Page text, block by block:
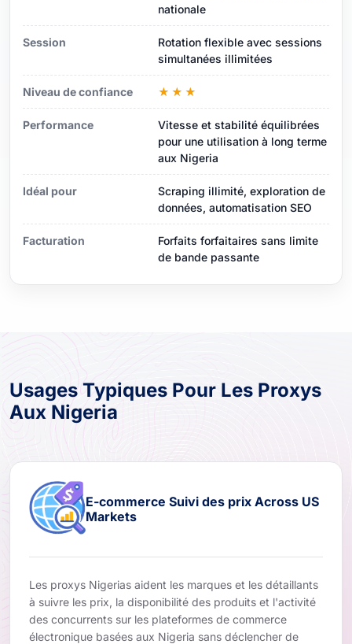
nationale
Session
Rotation flexible avec sessions
simultanées illimitées
Niveau de confiance ★★★
Performance
Vitesse et stabilité équilibrées
pour une utilisation à long terme
aux Nigeria
Idéal pour
Scraping illimité, exploration de
données, automatisation SEO
Facturation
Forfaits forfaitaires sans limite
de bande passante
Usages Typiques Pour Les Proxys
Aux Nigeria
E-commerce Suivi des prix Across US
Markets
Les proxys Nigerias aident les marques et les détaillants
à suivre les prix, la disponibilité des produits et l'activité
des concurrents sur les plateformes de commerce
électronique basées aux Nigeria sans déclencher de